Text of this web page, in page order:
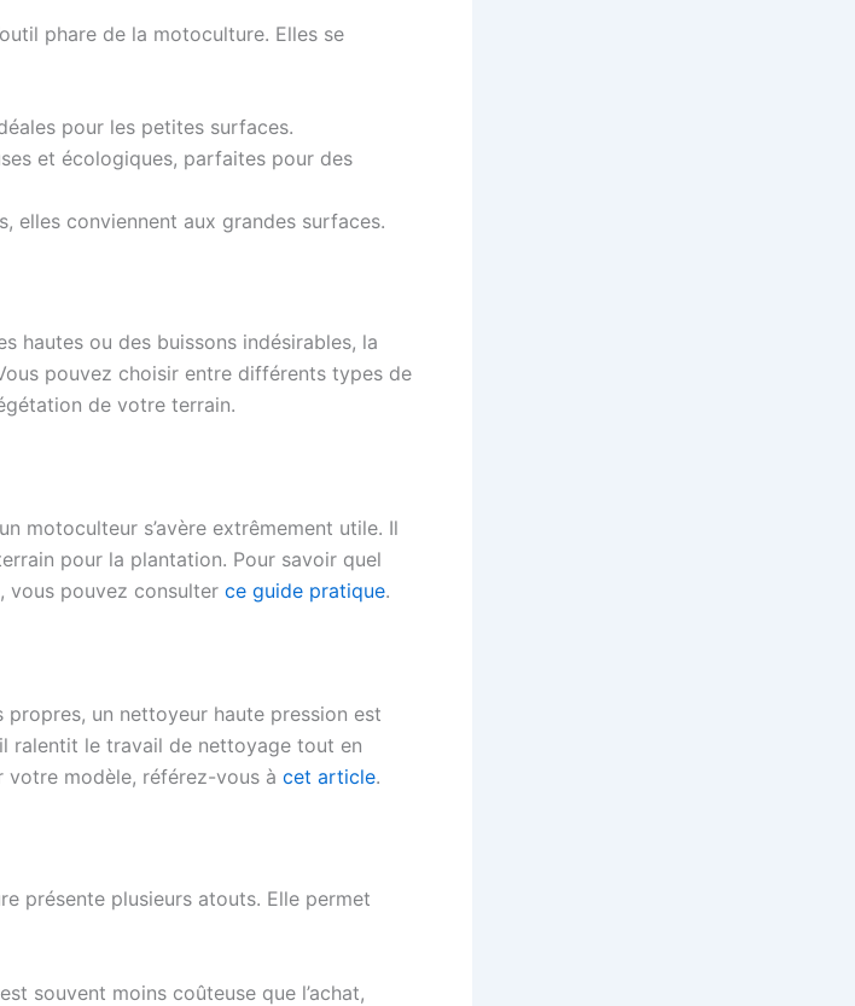
phare de la motoculture. Elles se
pour les petites surfaces.
et écologiques, parfaites pour des
elles conviennent aux grandes surfaces.
hautes ou des buissons indésirables, la
pouvez choisir entre différents types de
de votre terrain.
motoculteur s’avère extrêmement utile. Il
pour la plantation. Pour savoir quel
vous pouvez consulter ce guide pratique.
un nettoyeur haute pression est
ralentit le travail de nettoyage tout en
votre modèle, référez-vous à cet article.
présente plusieurs atouts. Elle permet
souvent moins coûteuse que l’achat,